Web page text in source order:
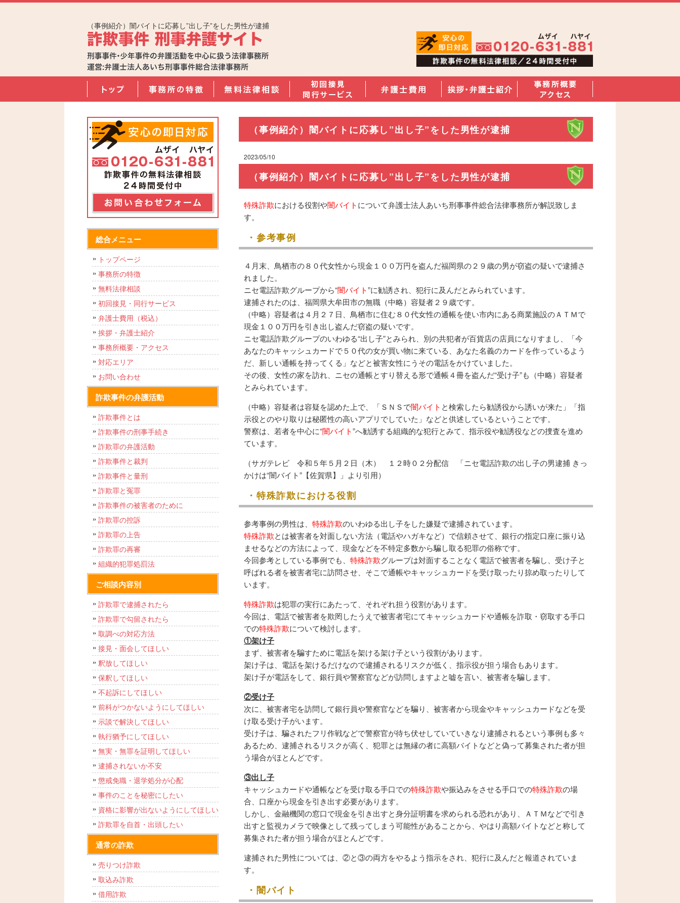
（事例紹介）闇バイトに応募し”出し子”をした男性が逮捕
（事例紹介）闇バイトに応募し”出し子”をした男性が逮捕
2023/05/10
（事例紹介）闇バイトに応募し”出し子”をした男性が逮捕
特殊詐欺における役割や闇バイトについて弁護士法人あいち刑事事件総合法律事務所が解説致しま
す。
・参考事例
４月末、鳥栖市の８０代女性から現金１００万円を盗んだ福岡県の２９歳の男が窃盗の疑いで逮捕さ
れました。
ニセ電話詐欺グループから“闇バイト”に勧誘され、犯行に及んだとみられています。
逮捕されたのは、福岡県大牟田市の無職（中略）容疑者２９歳です。
（中略）容疑者は４月２７日、鳥栖市に住む８０代女性の通帳を使い市内にある商業施設のＡＴＭで
現金１００万円を引き出し盗んだ窃盗の疑いです。
ニセ電話詐欺グループのいわゆる“出し子”とみられ、別の共犯者が百貨店の店員になりすまし、「今
あなたのキャッシュカードで５０代の女が買い物に来ている、あなた名義のカードを作っているよう
だ、新しい通帳を持ってくる」などと被害女性にうその電話をかけていました。
その後、女性の家を訪れ、ニセの通帳とすり替える形で通帳４冊を盗んだ“受け子”も（中略）容疑者
とみられています。
（中略）容疑者は容疑を認めた上で、「ＳＮＳで闇バイト と検索したら勧誘役から誘いが来た」「指
示役とのやり取りは秘匿性の高いアプリでしていた」などと供述しているということです。
警察は、若者を中心に“闇バイト”へ勧誘する組織的な犯行とみて、指示役や勧誘役などの捜査を進め
ています。
（サガテレビ 令和５年５月２日（木） １２時０２分配信 「ニセ電話詐欺の出し子の男逮捕 きっ
かけは“闇バイト”【佐賀県】」より引用）
・特殊詐欺における役割
参考事例の男性は、 特殊詐欺のいわゆる出し子をした嫌疑で逮捕されています。
特殊詐欺とは被害者を対面しない方法（電話やハガキなど）で信頼させて、銀行の指定口座に振り込
ませるなどの方法によって、現金などを不特定多数から騙し取る犯罪の俗称です。
今回参考としている事例でも、 特殊詐欺グループは対面することなく電話で被害者を騙し、受け子と
呼ばれる者を被害者宅に訪問させ、そこで通帳やキャッシュカードを受け取ったり掠め取ったりして
います。
特殊詐欺は犯罪の実行にあたって、それぞれ担う役割があります。
今回は、電話で被害者を欺罔したうえで被害者宅にてキャッシュカードや通帳を詐取・窃取する手口
での特殊詐欺について検討します。
①架け子
まず、被害者を騙すために電話を架ける架け子という役割があります。
架け子は、電話を架けるだけなので逮捕されるリスクが低く、指示役が担う場合もあります。
架け子が電話をして、銀行員や警察官などが訪問しますよと嘘を言い、被害者を騙します。
②受け子
次に、被害者宅を訪問して銀行員や警察官などを騙り、被害者から現金やキャッシュカードなどを受
け取る受け子がいます。
受け子は、騙されたフリ作戦などで警察官が待ち伏せしていていきなり逮捕されるという事例も多々
あるため、逮捕されるリスクが高く、犯罪とは無縁の者に高額バイトなどと偽って募集された者が担
う場合がほとんどです。
③出し子
キャッシュカードや通帳などを受け取る手口での特殊詐欺や振込みをさせる手口での特殊詐欺の場
合、口座から現金を引き出す必要があります。
しかし、金融機関の窓口で現金を引き出すと身分証明書を求められる恐れがあり、ＡＴＭなどで引き
出すと監視カメラで映像として残ってしまう可能性があることから、やはり高額バイトなどと称して
募集された者が担う場合がほとんどです。
逮捕された男性については、②と③の両方をやるよう指示をされ、犯行に及んだと報道されていま
す。
・闇バイト
総合メニュー
トップページ
事務所の特徴
無料法律相談
初回接見・同行サービス
弁護士費用（税込）
挨拶・弁護士紹介
事務所概要・アクセス
対応エリア
お問い合わせ
詐欺事件の弁護活動
詐欺事件とは
詐欺事件の刑事手続き
詐欺罪の弁護活動
詐欺事件と裁判
詐欺事件と量刑
詐欺罪と冤罪
詐欺事件の被害者のために
詐欺罪の控訴
詐欺罪の上告
詐欺罪の再審
組織的犯罪処罰法
ご相談内容別
詐欺罪で逮捕されたら
詐欺罪で勾留されたら
取調べの対応方法
接見・面会してほしい
釈放してほしい
保釈してほしい
不起訴にしてほしい
前科がつかないようにしてほしい
示談で解決してほしい
執行猶予にしてほしい
無実・無罪を証明してほしい
逮捕されないか不安
懲戒免職・退学処分が心配
事件のことを秘密にしたい
資格に影響が出ないようにしてほしい
詐欺罪を自首・出頭したい
通常の詐欺
売りつけ詐欺
取込み詐欺
借用詐欺